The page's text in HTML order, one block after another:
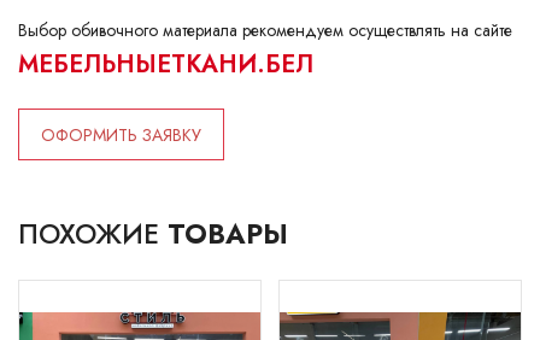
Выбор обивочного материала рекомендуем осуществлять на сайте
МЕБЕЛЬНЫЕТКАНИ.БЕЛ
ОФОРМИТЬ ЗАЯВКУ
ПОХОЖИЕ ТОВАРЫ